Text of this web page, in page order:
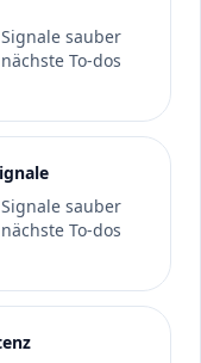
sauber
To-dos
sauber
To-dos